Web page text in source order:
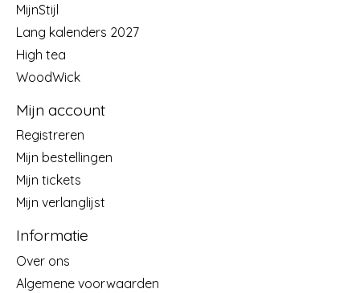
MijnStijl
Lang kalenders 2027
High tea
WoodWick
Mijn account
Registreren
Mijn bestellingen
Mijn tickets
Mijn verlanglijst
Informatie
Over ons
Algemene voorwaarden